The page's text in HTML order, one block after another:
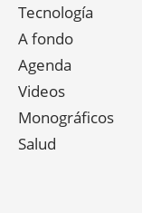
Tecnología
A fondo
Agenda
Videos
Monográficos
Salud